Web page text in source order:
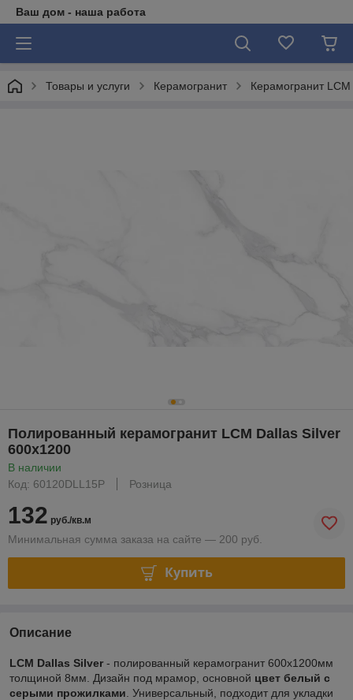
Ваш дом - наша работа
Товары и услуги Керамогранит Керамогранит LCM
Полированный керамогранит LCM Dallas Silver
600х1200
В наличии
Код: 60120DLL15P
Розница
132 руб./кв.м
Минимальная сумма заказа на сайте — 200 руб.
Купить
Описание
LCM Dallas Silver - полированный керамогранит 600х1200мм
толщиной 8мм. Дизайн под мрамор, основной цвет белый с
серыми прожилками . Универсальный, подходит для укладки